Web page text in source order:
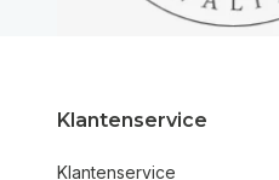
Klantenservice
Klantenservice